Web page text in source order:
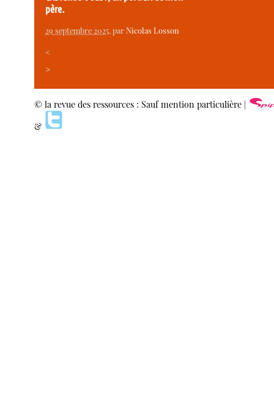
père.
29 septembre 2025, parNicolas Losson
<
>
© la revue des ressources : Sauf mention particulière |
&